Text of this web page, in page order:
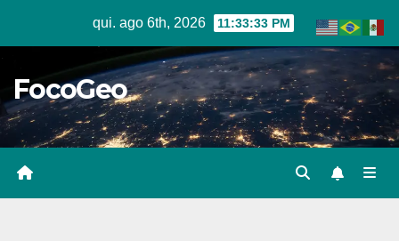
qui. ago 6th, 2026 11:33:34 PM
FocoGeo